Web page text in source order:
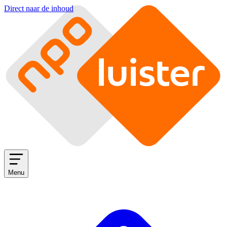
Direct naar de inhoud
Menu